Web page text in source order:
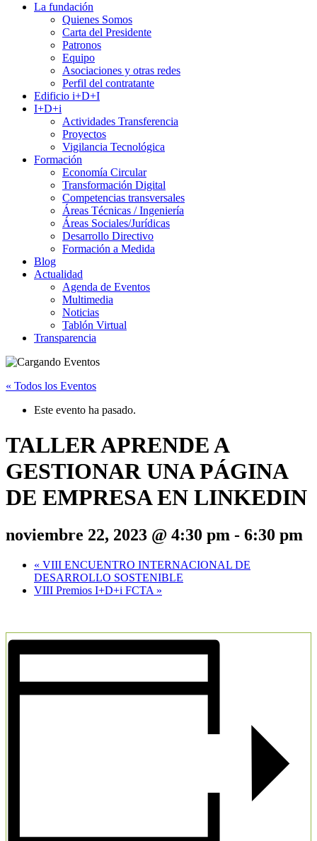
La fundación
Quienes Somos
Carta del Presidente
Patronos
Equipo
Asociaciones y otras redes
Perfil del contratante
Edificio i+D+I
I+D+i
Actividades Transferencia
Proyectos
Vigilancia Tecnológica
Formación
Economía Circular
Transformación Digital
Competencias transversales
Áreas Técnicas / Ingeniería
Áreas Sociales/Jurídicas
Desarrollo Directivo
Formación a Medida
Blog
Actualidad
Agenda de Eventos
Multimedia
Noticias
Tablón Virtual
Transparencia
« Todos los Eventos
Este evento ha pasado.
TALLER APRENDE A
GESTIONAR UNA PÁGINA
DE EMPRESA EN LINKEDIN
noviembre 22, 2023 @ 4:30 pm - 6:30 pm
« VIII ENCUENTRO INTERNACIONAL DE
DESARROLLO SOSTENIBLE
VIII Premios I+D+i FCTA »